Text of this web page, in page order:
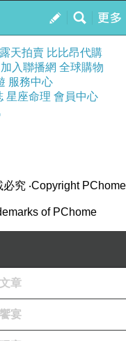
我的
訂閱
露天拍賣 比比昂代購
加入聯播網 全球購物
服務中心
星座命理 會員中心
必究 ‧Copyright PChome
of PChome
章
宴